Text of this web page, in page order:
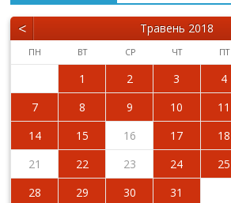
< Травень 2018
ПН ВТ СР ЧТ ПТ
1 2 3 4
7
8 9 10 11
14
15 16 17 18
21
22 23 24 25
28
29 30 31